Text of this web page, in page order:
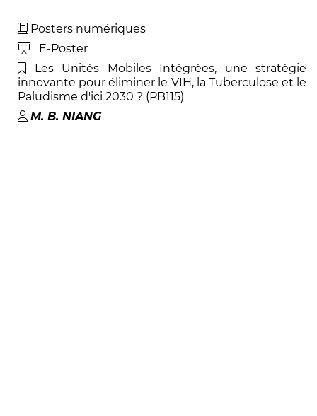
Posters numériques
E-Poster
Les Unités Mobiles Intégrées, une stratégie
innovante pour éliminer le VIH, la Tuberculose et le
Paludisme d'ici 2030 ? (PB115)
M. B. NIANG